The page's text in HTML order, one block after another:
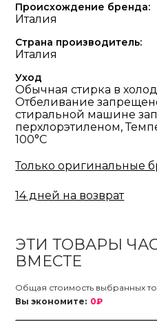
Происхождение бренда:
Италия
Страна производитель:
Италия
Уход
Обычная стирка в
Отбеливание
стиральной машине
перхлорэтиленом,
100°С
Только оригинальные
14 дней на возврат
ЭТИ ТОВАРЫ
ВМЕСТЕ
Общая стоимость выбранных
Вы экономите: 0₽